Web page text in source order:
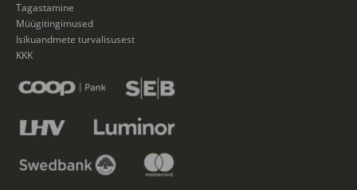
Tagastamine
Müügitingimused
Isikuandmete turvalisusest
KKK